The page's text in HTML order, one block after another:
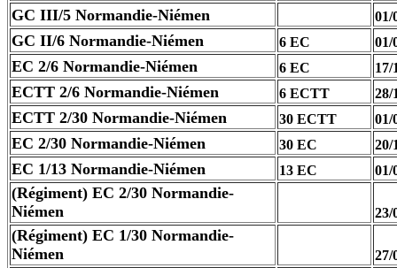
GC III/5 Normandie-Niémen 01/
GC II/6 Normandie-Niémen 6 EC 01/
EC 2/6 Normandie-Niémen 6 EC 17/
ECTT 2/6 Normandie-Niémen 6 ECTT 28/
ECTT 2/30 Normandie-Niémen 30 ECTT 01/
EC 2/30 Normandie-Niémen 30 EC 20/
EC 1/13 Normandie-Niémen 13 EC 01/
(Régiment) EC 2/30 Normandie-
Niémen
23/
(Régiment) EC 1/30 Normandie-
Niémen
27/